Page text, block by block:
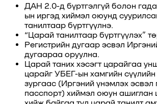
ДАН 2.0-д бүртгэлгүй болон
ын иргэд хиймэл оюунд
танилтаар бүртгүүлнэ.
“Царай танилтаар бүртгүүлэх”
Регистрийн дугаар эсвэл
дугаараа оруулна.
Царай таних хэсэгт царайгаа
царайг УБЕГ-ын хамгийн сүүлийн
зургаас (Иргэний үнэмлэх эсвэл
пасспорт) хиймэл оюун ашиглан